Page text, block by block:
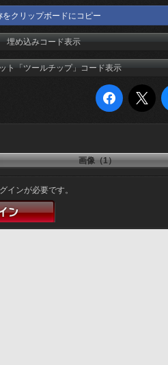
をクリップボードにコピー
埋め込みコード表示
ト「ツールチップ」コード表示
画像（1）
インが必要です。